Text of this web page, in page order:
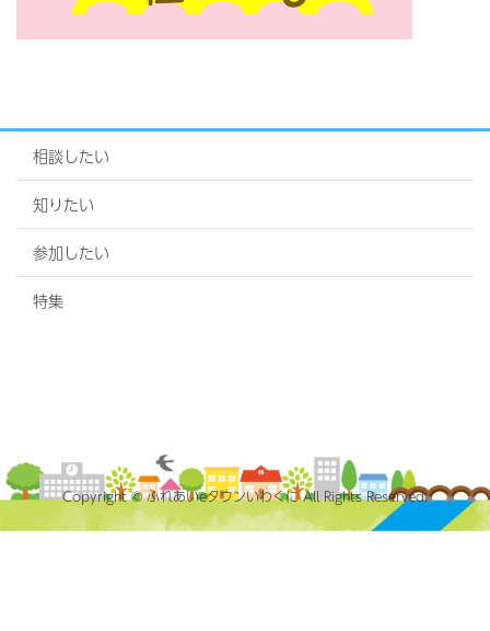
相談したい
知りたい
参加したい
特集
Copyright © ふれあいeタウンいわくに All Rights Reserved.